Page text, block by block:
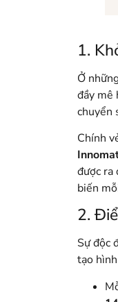
1.
Ở
đầy mê
chuyển
Chính
được ra
biến
2.
Sự độc
tạo